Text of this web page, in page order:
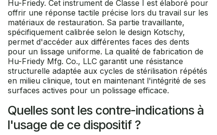
Hu-Friedy. Cet instrument de Classe I est élaboré pour
offrir une réponse tactile précise lors du travail sur les
matériaux de restauration. Sa partie travaillante,
spécifiquement calibrée selon le design Kotschy,
permet d'accéder aux différentes faces des dents
pour un lissage uniforme. La qualité de fabrication de
Hu-Friedy Mfg. Co., LLC garantit une résistance
structurelle adaptée aux cycles de stérilisation répétés
en milieu clinique, tout en maintenant l'intégrité de ses
surfaces actives pour un polissage efficace.
Quelles sont les contre-indications à
l'usage de ce dispositif ?